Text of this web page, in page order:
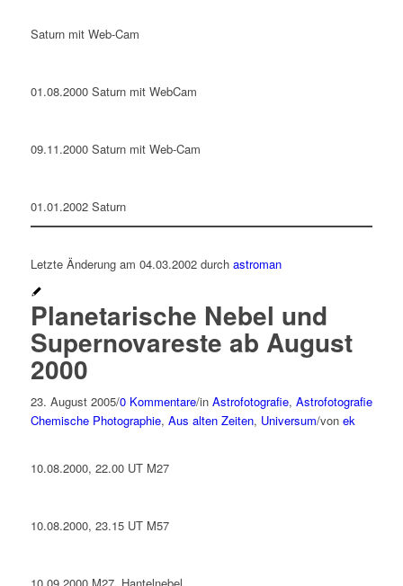
Saturn mit Web-Cam
01.08.2000 Saturn mit WebCam
09.11.2000 Saturn mit Web-Cam
01.01.2002 Saturn
Letzte Änderung am 04.03.2002 durch astroman
Planetarische Nebel und
Supernovareste ab August
2000
23. August 2005/0 Kommentare/in Astrofotografie, Astrofotografie
Chemische Photographie, Aus alten Zeiten, Universum/von ek
10.08.2000, 22.00 UT M27
10.08.2000, 23.15 UT M57